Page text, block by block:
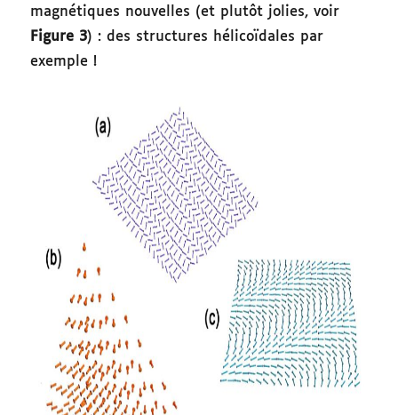
magnétiques nouvelles (et plutôt jolies, voir
Figure 3) : des structures hélicoïdales par
exemple !